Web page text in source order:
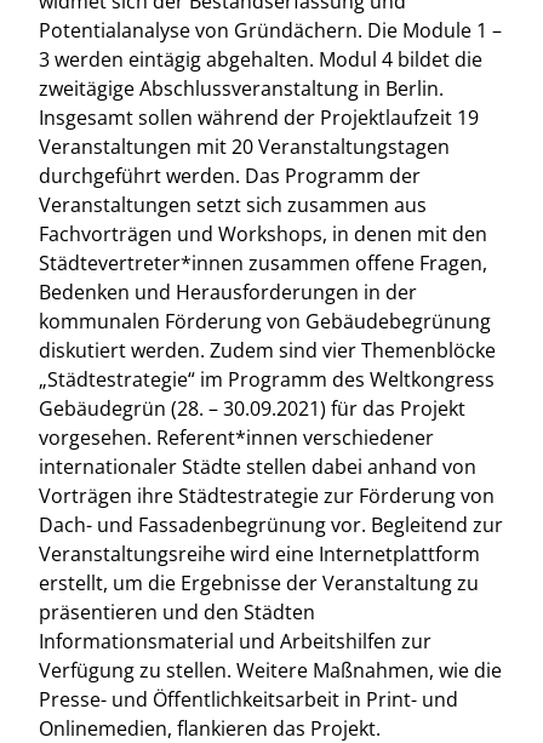
Potentialanalyse von Gründächern. Die Module 1 –
3 werden eintägig abgehalten. Modul 4 bildet die
zweitägige Abschlussveranstaltung in Berlin.
Insgesamt sollen während der Projektlaufzeit 19
Veranstaltungen mit 20 Veranstaltungstagen
durchgeführt werden. Das Programm der
Veranstaltungen setzt sich zusammen aus
Fachvorträgen und Workshops, in denen mit den
Städtevertreter*innen zusammen offene Fragen,
Bedenken und Herausforderungen in der
kommunalen Förderung von Gebäudebegrünung
diskutiert werden. Zudem sind vier Themenblöcke
„Städtestrategie“ im Programm des Weltkongress
Gebäudegrün (28. – 30.09.2021) für das Projekt
vorgesehen. Referent*innen verschiedener
internationaler Städte stellen dabei anhand von
Vorträgen ihre Städtestrategie zur Förderung von
Dach- und Fassadenbegrünung vor. Begleitend zur
Veranstaltungsreihe wird eine Internetplattform
erstellt, um die Ergebnisse der Veranstaltung zu
präsentieren und den Städten
Informationsmaterial und Arbeitshilfen zur
Verfügung zu stellen. Weitere Maßnahmen, wie die
Presse- und Öffentlichkeitsarbeit in Print- und
Onlinemedien, flankieren das Projekt.